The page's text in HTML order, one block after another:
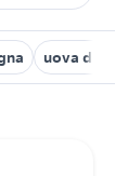
uova di